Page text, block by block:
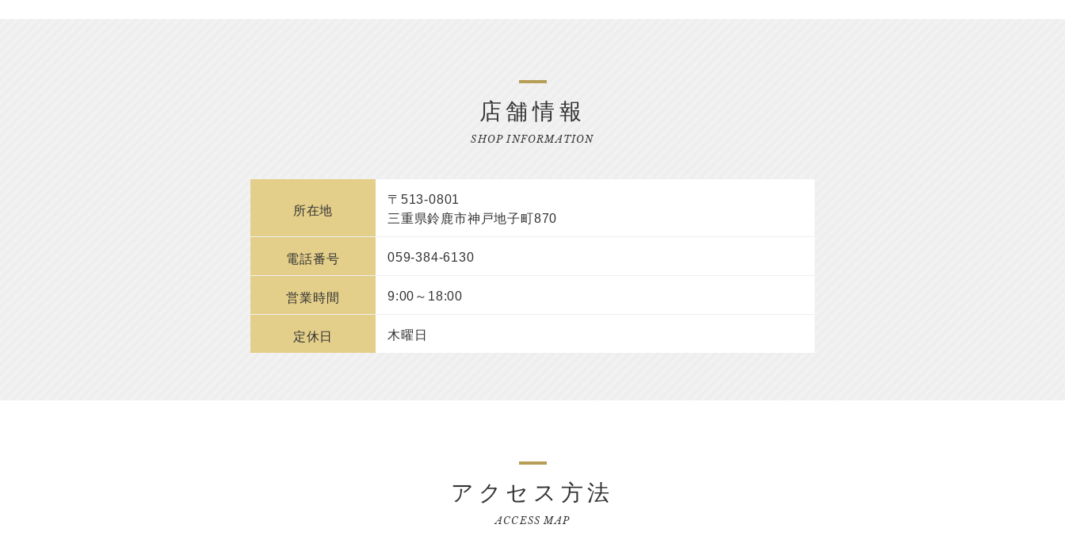
店舗情報
SHOP INFORMATION
所在地
〒513-0801
三重県鈴鹿市神戸地子町870
電話番号 059-384-6130
営業時間 9:00～18:00
定休日 木曜日
アクセス方法
ACCESS MAP